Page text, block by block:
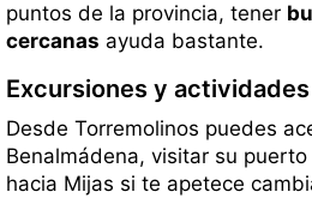
puntos de la provincia, tener
cercanas ayuda bastante.
Excursiones y
Desde Torremolinos puedes
Benalmádena, visitar su
hacia Mijas si te apetece